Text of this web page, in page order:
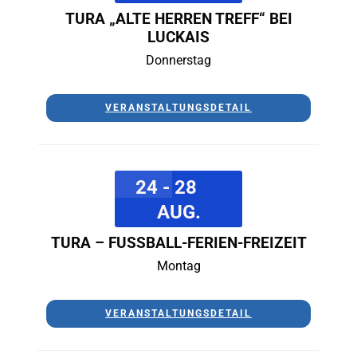
TURA „ALTE HERREN TREFF“ BEI
LUCKAIS
Donnerstag
VERANSTALTUNGSDETAIL
24 - 28
AUG.
TURA – FUSSBALL-FERIEN-FREIZEIT
Montag
VERANSTALTUNGSDETAIL